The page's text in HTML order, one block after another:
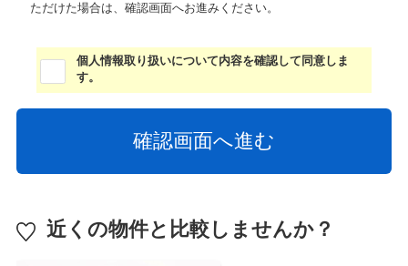
ただけた場合は、確認画面へお進みください。
個人情報取り扱いについて内容を確認して同意しま
す。
近くの物件と比較しませんか？